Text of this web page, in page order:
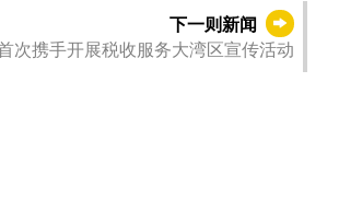
下一则新闻
次携手开展税收服务大湾区宣传活动